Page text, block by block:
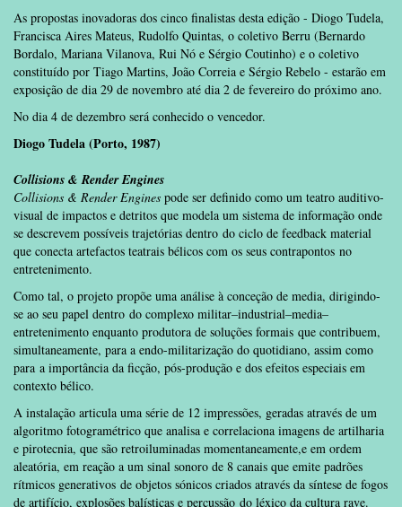
As propostas inovadoras dos cinco finalistas desta edição - Diogo Tudela,
Francisca Aires Mateus, Rudolfo Quintas, o coletivo Berru (Bernardo
Bordalo, Mariana Vilanova, Rui Nó e Sérgio Coutinho) e o coletivo
constituído por Tiago Martins, João Correia e Sérgio Rebelo - estarão em
exposição de dia 29 de novembro até dia 2 de fevereiro do próximo ano.
No dia 4 de dezembro será conhecido o vencedor.
Diogo Tudela (Porto, 1987)
Collisions & Render Engines
Collisions & Render Engines pode ser definido como um teatro auditivo-
visual de impactos e detritos que modela um sistema de informação onde
se descrevem possíveis trajetórias dentro do ciclo de feedback material
que conecta artefactos teatrais bélicos com os seus contrapontos no
entretenimento.
Como tal, o projeto propõe uma análise à conceção de media, dirigindo-
se ao seu papel dentro do complexo militar–industrial–media–
entretenimento enquanto produtora de soluções formais que contribuem,
simultaneamente, para a endo-militarização do quotidiano, assim como
para a importância da ficção, pós-produção e dos efeitos especiais em
contexto bélico.
A instalação articula uma série de 12 impressões, geradas através de um
algoritmo fotogramétrico que analisa e correlaciona imagens de artilharia
e pirotecnia, que são retroiluminadas momentaneamente,e em ordem
aleatória, em reação a um sinal sonoro de 8 canais que emite padrões
rítmicos generativos de objetos sónicos criados através da síntese de fogos
de artifício, explosões balísticas e percussão do léxico da cultura rave.